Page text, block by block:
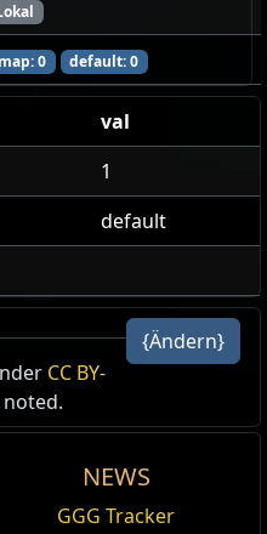
0 default: 0
val
1
default
Titanen
84
Offer
Vorzeitliches Relikt
{Ändern}
CC BY-
NEWS
GGG Tracker